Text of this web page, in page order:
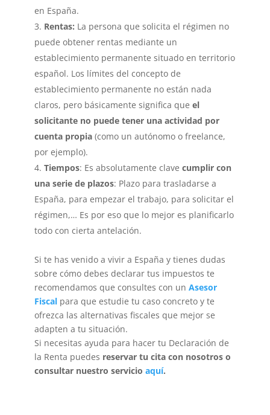
en España.
Rentas: La persona que solicita el régimen no
puede obtener rentas mediante un
establecimiento permanente situado en territorio
español. Los límites del concepto de
establecimiento permanente no están nada
claros, pero básicamente significa que el
solicitante no puede tener una actividad por
cuenta propia(como un autónomo o freelance,
por ejemplo).
Tiempos: Es absolutamente clave cumplir con
una serie de plazos: Plazo para trasladarse a
España, para empezar el trabajo, para solicitar el
régimen,… Es por eso que lo mejor es planificarlo
todo con cierta antelación.
Si te has venido a vivir a España y tienes dudas
sobre cómo debes declarar tus impuestos te
recomendamos que consultes con un Asesor
Fiscalpara que estudie tu caso concreto y te
ofrezca las alternativas fiscales que mejor se
adapten a tu situación.
Si necesitas ayuda para hacer tu Declaración de
la Renta puedes reservar tu cita con nosotros o
consultar nuestro servicio aquí.